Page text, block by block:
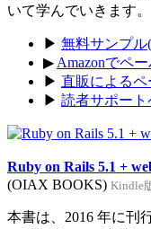
いて学んでいきます。
▶ 無料サンプル
▶ Amazonでペ
▶ 直販によるペ
▶ 読者サポート
Ruby on Rails 5.1 +
(OIAX BOOKS) Kindle
本書は、2016 年に刊